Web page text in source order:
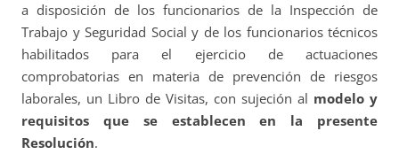
a disposición de los funcionarios de la Inspección de
Trabajo y Seguridad Social y de los funcionarios técnicos
habilitados para el ejercicio de actuaciones
comprobatorias en materia de prevención de riesgos
laborales, un Libro de Visitas, con sujeción al modelo y
requisitos que se establecen en la presente
Resolución.